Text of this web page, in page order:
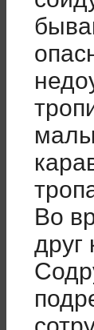
Во
друг